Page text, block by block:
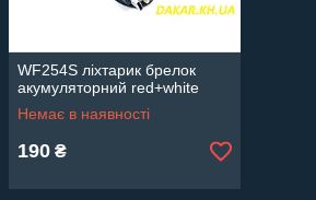
WF254S ліхтарик брелок
акумуляторний red+white
Немає в наявності
190 ₴